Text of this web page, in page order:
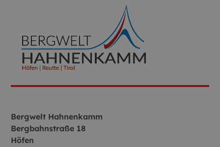
Bergwelt Hahnenkamm
Bergbahnstraße 18
Höfen